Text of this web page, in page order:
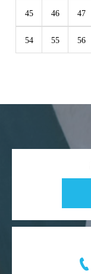
45 46 47
54 55 56